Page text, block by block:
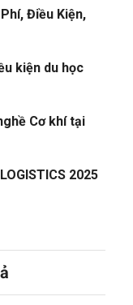
Điều Kiện,
kiện du học
Cơ khí tại
2025